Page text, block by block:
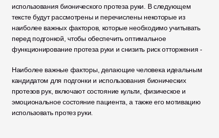
использования бионического протеза руки. В следующем
тексте будут рассмотрены и перечислены некоторые из
наиболее важных факторов, которые необходимо учитывать
перед подгонкой, чтобы обеспечить оптимальное
функционирование протеза руки и снизить риск отторжения -
Наиболее важные факторы, делающие человека идеальным
кандидатом для подгонки и использования бионических
протезов рук, включают состояние культи, физическое и
эмоциональное состояние пациента, а также его мотивацию
использовать протез руки.